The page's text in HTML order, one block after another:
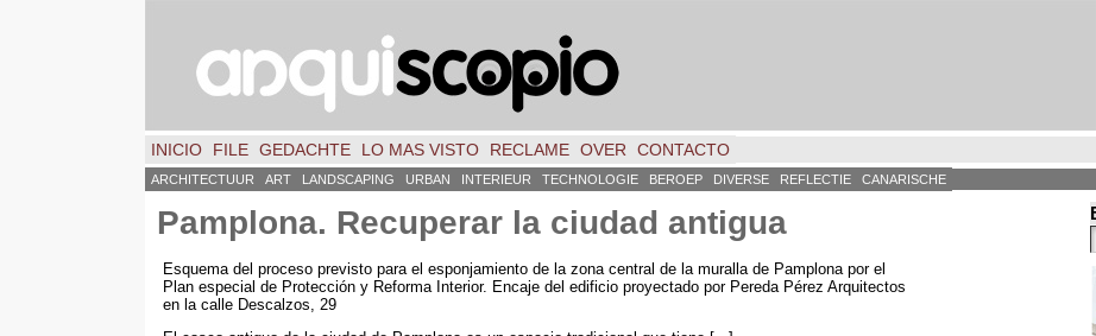
INICIO FILE GEDACHTE LO MAS VISTO RECLAME OVER CONTACTO
ARCHITECTUUR ART LANDSCAPING URBAN INTERIEUR TECHNOLOGIE BEROEP DIVERSE REFLECTIE CANARISCHE
Pamplona. Recuperar la ciudad antigua
Esquema del proceso previsto para el esponjamiento de la zona central de la muralla de Pamplona por el
Plan especial de Protección y Reforma Interior. Encaje del edificio proyectado por Pereda Pérez Arquitectos
en la calle Descalzos , 29